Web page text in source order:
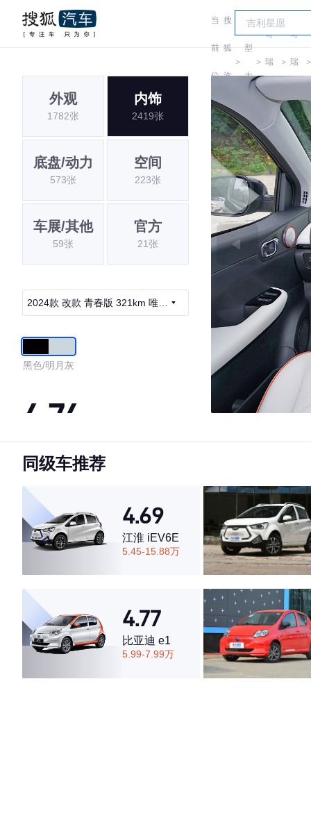
当
前
位
置:
搜
狐
汽
车
＞
车
型
大
＞
奇
瑞 ＞
奇
瑞
外观
1782张
内饰
2419张
底盘/动力
573张
空间
223张
车展/其他
59张
官方
21张
2024款 改款 青春版 321km 唯爱
黑色/明月灰
4.74
·外观表现较为优秀，优于82%同级车
·空间表现较为优秀，优于75%同级车
同级车推荐
4.69
江淮 iEV6E
5.45-15.88万
4.77
比亚迪 e1
5.99-7.99万